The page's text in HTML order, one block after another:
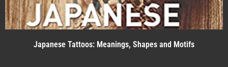
Japanese Tattoos: Meanings, Shapes and Motifs